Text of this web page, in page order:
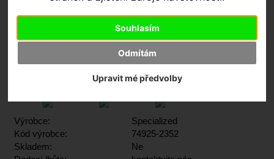
Souhlasím
Odmítám
Upravit mé předvolby
RedBull - Bora 52
Výrobce:
Specialized
Kód výrobce:
74925-2352
Skladem:
Ne